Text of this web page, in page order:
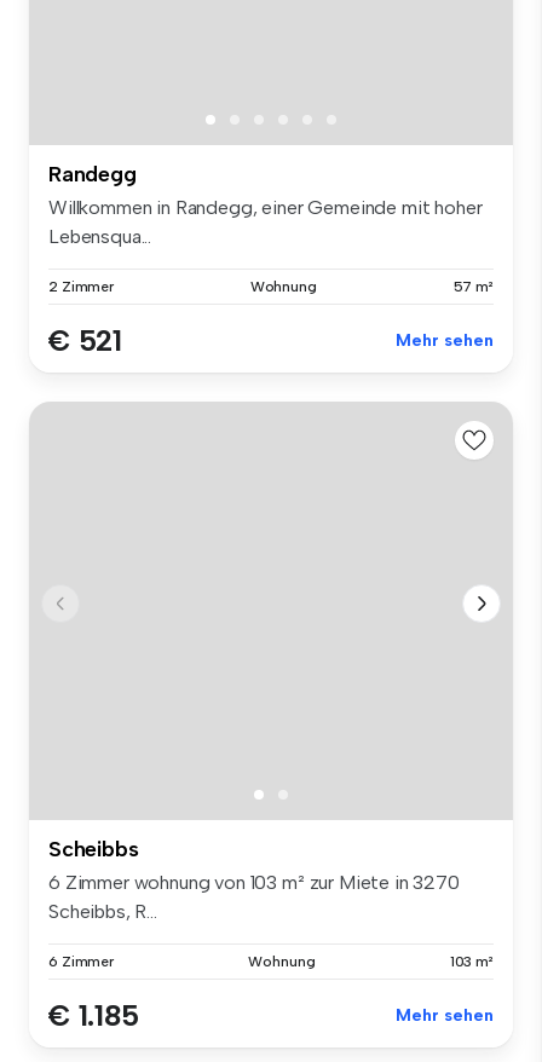
Randegg
Willkommen in Randegg, einer Gemeinde mit hoher
Lebensqua...
2 Zimmer Wohnung 57 m²
€ 521 Mehr sehen
Scheibbs
6 Zimmer wohnung von 103 m² zur Miete in 3270
Scheibbs, R...
6 Zimmer Wohnung 103 m²
€ 1.185 Mehr sehen